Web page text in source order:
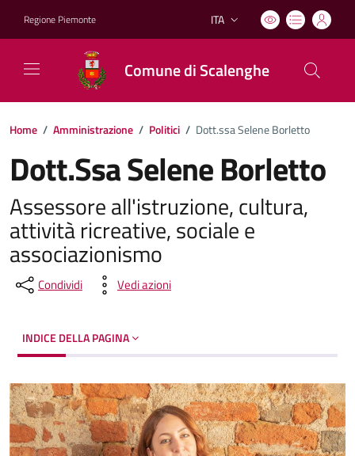
Regione Piemonte Lingua attiva:
ITA
Comune di Scalenghe
Home / Amministrazione / Politici / Dott.ssa Selene Borletto
Dott.Ssa Selene Borletto
Assessore all'istruzione, cultura,
attività ricreative, sociale e
associazionismo
Condividi Vedi azioni
INDICE DELLA PAGINA